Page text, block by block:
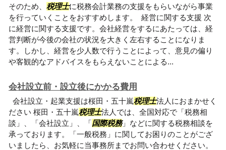
そのため、 税理士に税務会計業務の支援をもらいながら事業
を行っていくことをおすすめします。 経営に関する支援 次
に経営に関する支援です。会社経営をするにあたっては、経
営判断が今後の会社の状況を大きく左右することになりま
す。しかし、経営を少人数で行うことによって、意見の偏り
や客観的なアドバイスをもらえないことによる...
会社設立前・設立後にかかる費用
会社設立・起業支援は桜田・五十嵐税理士法人におまかせく
ださい 桜田・五十嵐税理士法人では、全国対応で「税務相
談」、「会社設立」、「国際税務」などに関する税務相談を
承っております。「一般税務」に関してお困りのことがござ
いましたら、お気軽に当事務所までお問い合わせください。